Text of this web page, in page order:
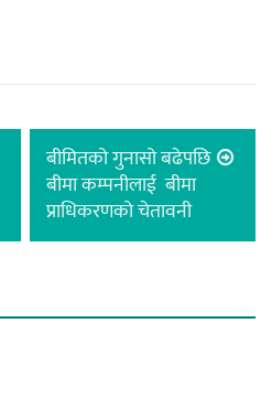
बीमितको गुनासो बढेपछि
बीमा कम्पनीलाई बीमा
प्राधिकरणको चेतावनी